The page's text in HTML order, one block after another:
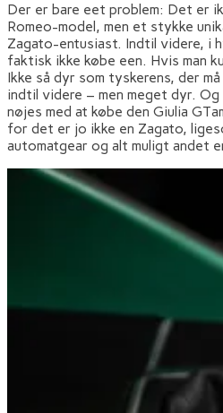
Der er bare eet problem: Det er
Romeo-model, men et stykke
Zagato-entusiast. Indtil videre, i
faktisk ikke købe een. Hvis man
Ikke så dyr som tyskerens, der
indtil videre – men meget dyr. Og
nøjes med at købe den Giulia
for det er jo ikke en Zagato,
automatgear og alt muligt andet